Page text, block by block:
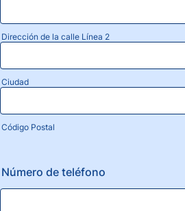
Dirección de la calle Línea 2
Ciudad
Código Postal
Número de teléfono